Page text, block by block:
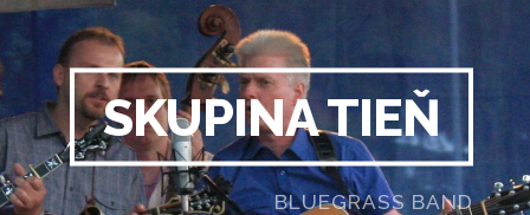
SKUPINA TIEŇ
BLUEGRASS BAND